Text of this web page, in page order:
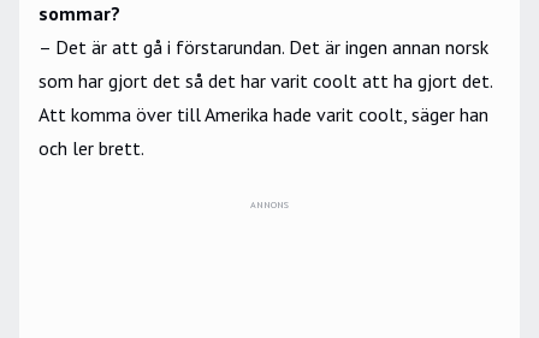
sommar?
– Det är att gå i förstarundan. Det är ingen annan norsk
som har gjort det så det har varit coolt att ha gjort det.
Att komma över till Amerika hade varit coolt, säger han
och ler brett.